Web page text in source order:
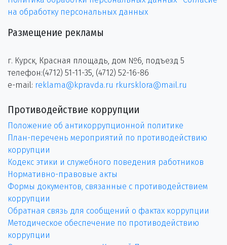
на обработку персональных данных
Размещение рекламы
г. Курск, Красная площадь, дом №6, подъезд 5
телефон:(4712) 51-11-35, (4712) 52-16-86
e-mail: reklama@kpravda.ru rkursklora@mail.ru
Противодействие коррупции
Положение об антикоррупционной политике
План-перечень мероприятий по противодействию
коррупции
Кодекс этики и служебного поведения работников
Нормативно-правовые акты
Формы документов, связанные с противодействием
коррупции
Обратная связь для сообщений о фактах коррупции
Методическое обеспечение по противодействию
коррупции